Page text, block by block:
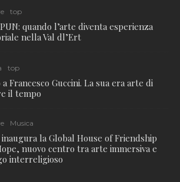
top
quando l’arte diventa esperienza
nella Val dl’Ert
top
a Francesco Guccini. La sua era arte di
il tempo
Musica
inaugura la Global House of Friendship
nuovo centro tra arte immersiva e
interreligioso